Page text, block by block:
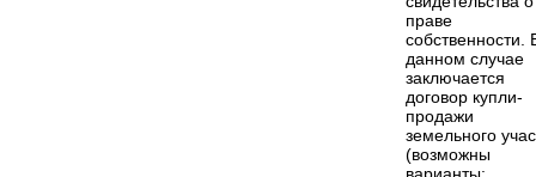
праве
собственности.
данном случае
заключается
договор купли-
продажи
земельного
(возможны